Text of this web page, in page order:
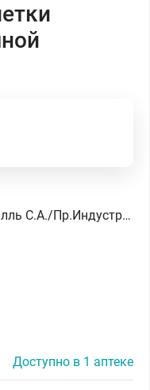
Альмиралль С.А./Пр.Индустриас Фармасеутикас Альмиралль С.А.
Доступно в 1 аптеке